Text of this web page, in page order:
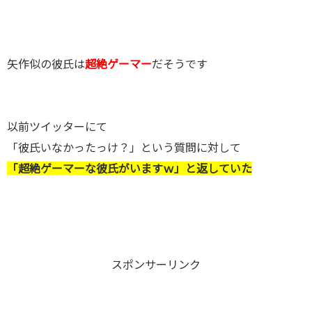
矢作似の彼氏は超絶ゲーマーだそうです
以前ツイッターにて
「彼氏いなかったっけ？」という質問に対して
「超絶ゲーマーな彼氏がいますｗ」と返していた
スポンサーリンク